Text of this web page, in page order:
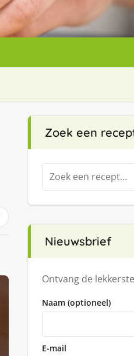
Zoek een
Zoeken
naar:
Nieuwsbrief
Ontvang de
Naam (optioneel)
E-mail